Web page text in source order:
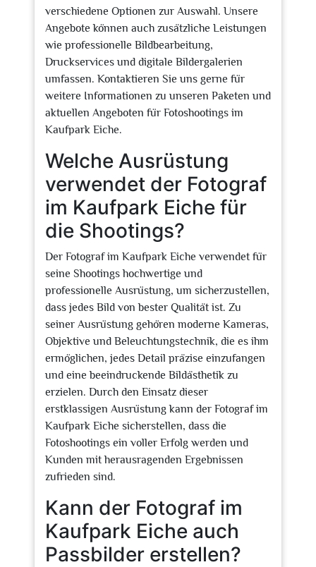
verschiedene Optionen zur Auswahl. Unsere
Angebote können auch zusätzliche Leistungen
wie professionelle Bildbearbeitung,
Druckservices und digitale Bildergalerien
umfassen. Kontaktieren Sie uns gerne für
weitere Informationen zu unseren Paketen und
aktuellen Angeboten für Fotoshootings im
Kaufpark Eiche.
Welche Ausrüstung
verwendet der Fotograf
im Kaufpark Eiche für
die Shootings?
Der Fotograf im Kaufpark Eiche verwendet für
seine Shootings hochwertige und
professionelle Ausrüstung, um sicherzustellen,
dass jedes Bild von bester Qualität ist. Zu
seiner Ausrüstung gehören moderne Kameras,
Objektive und Beleuchtungstechnik, die es ihm
ermöglichen, jedes Detail präzise einzufangen
und eine beeindruckende Bildästhetik zu
erzielen. Durch den Einsatz dieser
erstklassigen Ausrüstung kann der Fotograf im
Kaufpark Eiche sicherstellen, dass die
Fotoshootings ein voller Erfolg werden und
Kunden mit herausragenden Ergebnissen
zufrieden sind.
Kann der Fotograf im
Kaufpark Eiche auch
Passbilder erstellen?